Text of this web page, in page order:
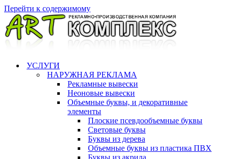
Перейти к содержимому
УСЛУГИ
НАРУЖНАЯ РЕКЛАМА
Рекламные вывески
Неоновые вывески
Объемные буквы, и декоративные
элементы
Плоские псевдообъемные буквы
Световые буквы
Буквы из дерева
Объемные буквы из пластика ПВХ
Буквы из акрила